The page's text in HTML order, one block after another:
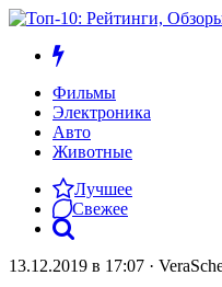
Фильмы
Электроника
Авто
Животные
Лучшее
Свежее
13.12.2019 в 17:07 ·